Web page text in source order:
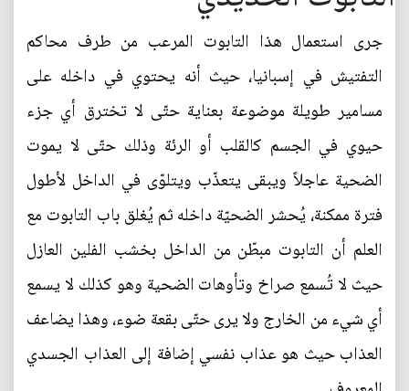
جرى استعمال هذا التابوت المرعب من طرف محاكم
التفتيش في إسبانيا، حيث أنه يحتوي في داخله على
مسامير طويلة موضوعة بعناية حتّى لا تخترق أي جزء
حيوي في الجسم كالقلب أو الرئة وذلك حتّى لا يموت
الضحية عاجلاً ويبقى يتعذّب ويتلوّى في الداخل لأطول
فترة ممكنة، يُحشر الضحيّة داخله ثم يُغلق باب التابوت مع
العلم أن التابوت مبطّن من الداخل بخشب الفلين العازل
حيث لا تُسمع صراخ وتأوهات الضحية وهو كذلك لا يسمع
أي شيء من الخارج ولا يرى حتّى بقعة ضوء، وهذا يضاعف
العذاب حيث هو عذاب نفسي إضافة إلى العذاب الجسدي